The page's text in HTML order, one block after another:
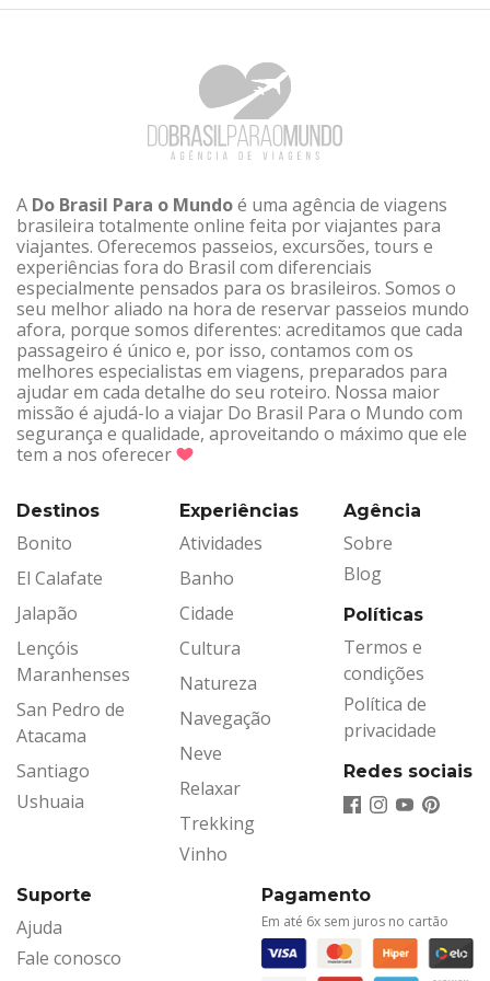
A Do Brasil Para o Mundoé uma agência de viagens
brasileira totalmente online feita por viajantes para
viajantes. Oferecemos passeios, excursões, tours e
experiências fora do Brasil com diferenciais
especialmente pensados para os brasileiros. Somos o
seu melhor aliado na hora de reservar passeios mundo
afora, porque somos diferentes: acreditamos que cada
passageiro é único e, por isso, contamos com os
melhores especialistas em viagens, preparados para
ajudar em cada detalhe do seu roteiro. Nossa maior
missão é ajudá-lo a viajar Do Brasil Para o Mundo com
segurança e qualidade, aproveitando o máximo que ele
tem a nos oferecer
Destinos
Bonito
El Calafate
Jalapão
Lençóis
Maranhenses
San Pedro de
Atacama
Santiago
Ushuaia
Experiências
Atividades
Banho
Cidade
Cultura
Natureza
Navegação
Neve
Relaxar
Trekking
Vinho
Agência
Sobre
Blog
Políticas
Termos e
condições
Política de
privacidade
Redes sociais
Suporte
Ajuda
Fale conosco
Pagamento
Em até 6x sem juros no cartão